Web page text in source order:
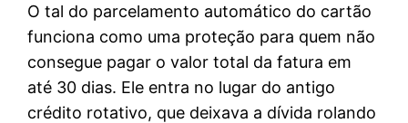
O tal do parcelamento automático do cartão
funciona como uma proteção para quem não
consegue pagar o valor total da fatura em
até 30 dias. Ele entra no lugar do antigo
crédito rotativo, que deixava a dívida rolando